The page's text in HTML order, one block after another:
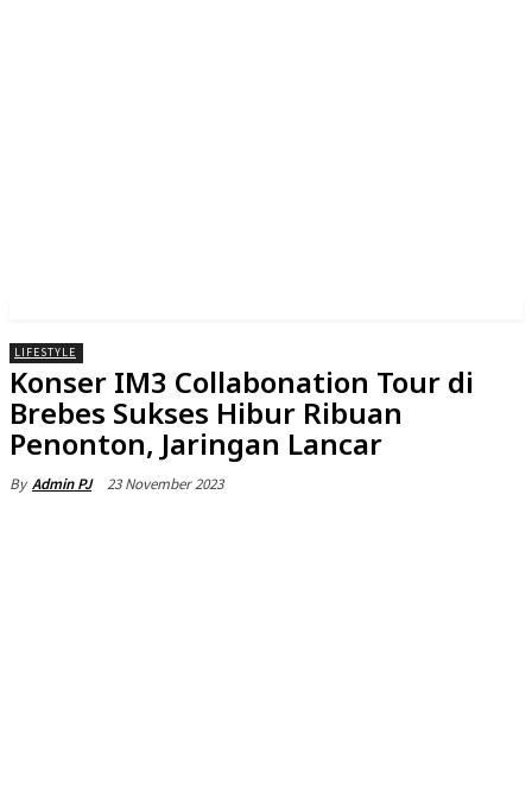
LIFESTYLE
Konser IM3 Collabonation Tour di
Brebes Sukses Hibur Ribuan
Penonton, Jaringan Lancar
By Admin PJ 23 November 2023